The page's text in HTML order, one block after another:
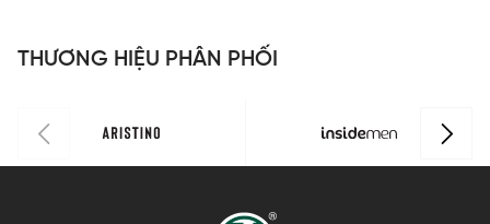
0
0
THƯƠNG HIỆU PHÂN PHỐI